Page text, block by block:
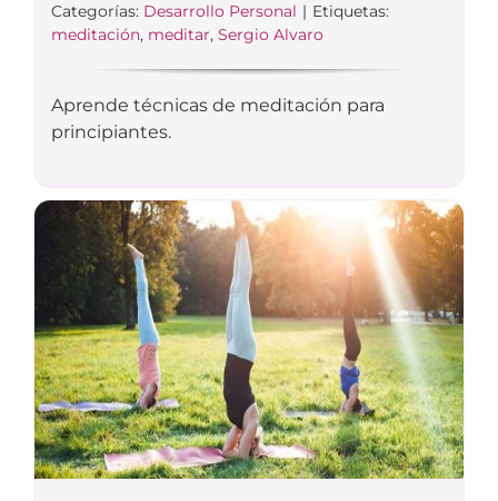
Categorías: Desarrollo Personal | Etiquetas:
meditación, meditar, Sergio Alvaro
Aprende técnicas de meditación para
principiantes.